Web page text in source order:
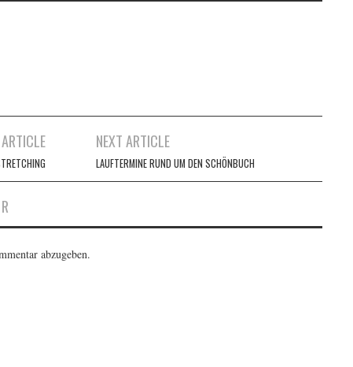
NEXT ARTICLE
LAUFTERMINE RUND UM DEN SCHÖNBUCH
abzugeben.